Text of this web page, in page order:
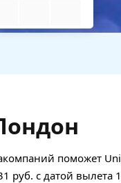
поможет
руб. с датой вылета